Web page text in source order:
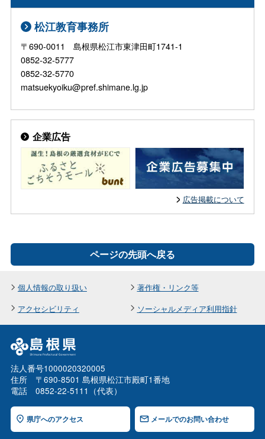
松江教育事務所
〒690-0011 島根県松江市東津田町1741-1
0852-32-5777
0852-32-5770
matsuekyoiku@pref.shimane.lg.jp
企業広告
広告掲載について
ページの先頭へ戻る
個人情報の取り扱い
著作権・リンク等
アクセシビリティ
ソーシャルメディア利用指針
法人番号1000020320005
住所 〒690-8501 島根県松江市殿町1番地
電話 0852-22-5111（代表）
県庁へのアクセス メールでのお問い合わせ